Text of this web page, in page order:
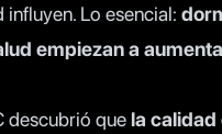
Lo esencial:
empiezan a
descubrió que la calidad